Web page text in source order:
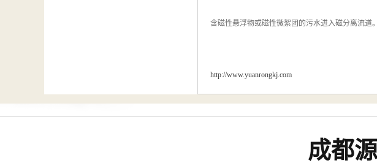
含磁性悬浮物或磁性微絮团的污水进入磁分离流道。
http://www.yuanrongkj.com
成都